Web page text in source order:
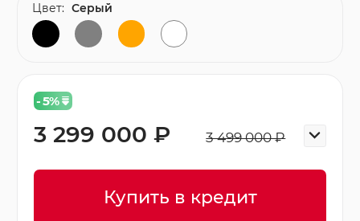
- 5%
3 499 000 ₽
3 299 000 ₽
Купить в кредит
Цвет: Серый